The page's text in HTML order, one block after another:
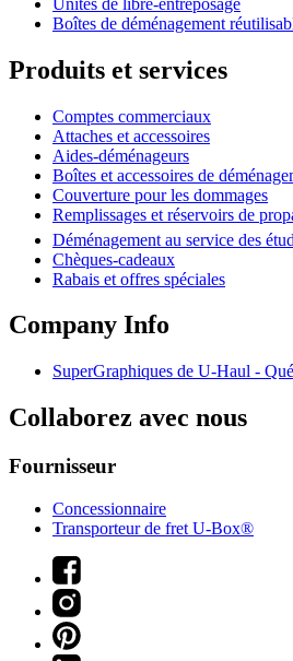
Unités de libre-entreposage
Boîtes de déménagement
Produits et services
Comptes commerciaux
Attaches et accessoires
Aides-déménageurs
Boîtes et accessoires de
Couverture pour les dommages
Remplissages et réservoirs de
Déménagement au service des
Chèques-cadeaux
Rabais et offres spéciales
Company Info
SuperGraphiques de U-Haul -
Collaborez avec nous
Fournisseur
Concessionnaire
Transporteur de fret U-Box®